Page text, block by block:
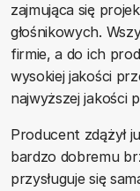
zajmująca się
głośnikowych.
firmie, a do ich
wysokiej jakości
najwyższej jakości
Producent zdążył
bardzo dobremu
przysługuje się